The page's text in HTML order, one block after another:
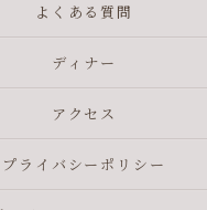
よくある質問
ディナー
アクセス
プライバシーポリシー